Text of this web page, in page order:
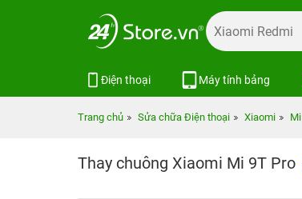
Điện thoại Máy tính bảng
Trang chủ Sửa chữa Điện thoại Xiaomi Mi
Thay chuông Xiaomi Mi 9T Pro